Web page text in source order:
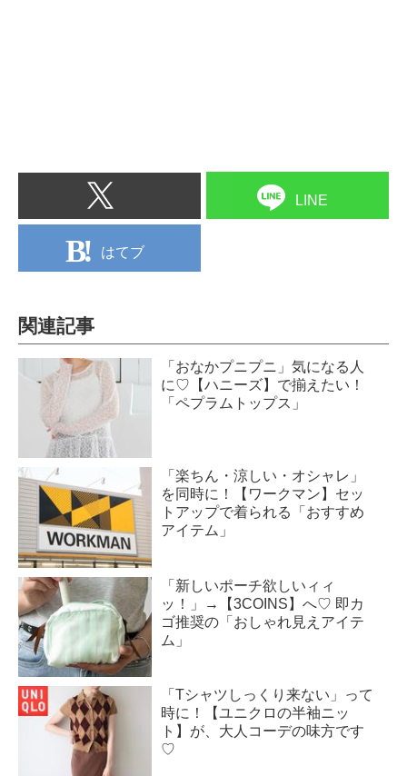
LINE
はてブ
関連記事
「おなかプニプニ」気になる人
に♡【ハニーズ】で揃えたい！
「ペプラムトップス」
「楽ちん・涼しい・オシャレ」
を同時に！【ワークマン】セッ
トアップで着られる「おすすめ
アイテム」
「新しいポーチ欲しいィィ
ッ！」→【3COINS】へ♡ 即カ
ゴ推奨の「おしゃれ見えアイテ
ム」
「Tシャツしっくり来ない」って
時に！【ユニクロの半袖ニッ
ト】が、大人コーデの味方です
♡